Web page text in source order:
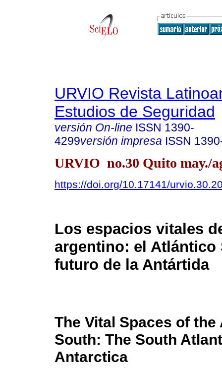
URVIO Revista
Estudios de Seguridad
versión On-line ISSN 1390-
4299versión impresa ISSN
URVIO no.30 Quito may./
https://doi.org/10.17141/
Los espacios vitales
argentino: el Atlántico
futuro de la Antártida
The Vital Spaces of the
South: The South
Antarctica